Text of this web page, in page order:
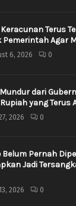
Keracunan Terus
Pemerintah Agar
6, 2026 0
dari
yang Terus
2026 0
Belum Pernah
Jadi
2026 0